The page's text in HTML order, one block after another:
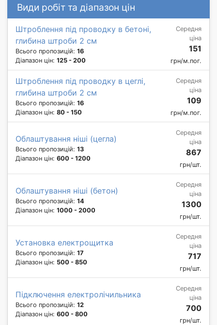
Види робіт та діапазон цін
Штроблення під проводку в бетоні,
глибина штроби 2 см
Всього пропозицій: 16
Діапазон цін: 125 - 200
Середня
ціна
151
грн/м.пог.
Штроблення під проводку в цеглі,
глибина штроби 2 см
Всього пропозицій: 16
Діапазон цін: 80 - 150
Середня
ціна
109
грн/м.пог.
Облаштування ніші (цегла)
Всього пропозицій: 13
Діапазон цін: 600 - 1200
Середня
ціна
867
грн/шт.
Облаштування ніші (бетон)
Всього пропозицій: 14
Діапазон цін: 1000 - 2000
Середня
ціна
1300
грн/шт.
Установка електрощитка
Всього пропозицій: 17
Діапазон цін: 500 - 850
Середня
ціна
717
грн/шт.
Підключення електролічильника
Всього пропозицій: 12
Діапазон цін: 600 - 800
Середня
ціна
700
грн/шт.